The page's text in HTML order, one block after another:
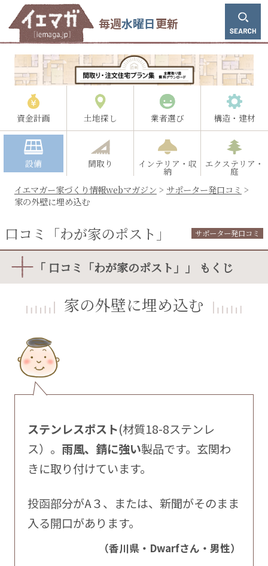
毎週水曜日更新
資金計画 土地探し 業者選び 構造・建材
設備 間取り インテリア・収
納
エクステリア・
庭
イエマガー家づくり情報webマガジン > サポーター発口コミ >
家の外壁に埋め込む
口コミ「わが家のポスト」 サポーター発口コミ
「 口コミ「わが家のポスト」」 もくじ
家の外壁に埋め込む
ステンレスポスト(材質18-8ステンレ
ス）。 雨風、錆に強い製品です。玄関わ
きに取り付けています。
投函部分がA３、または、新聞がそのまま
入る開口があります。
（香川県・Dwarfさん・男性）